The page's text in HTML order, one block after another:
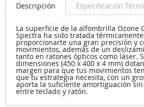
Descripción Especificación
La superficie de la alfombrilla Ozone
Spectra ha sido tratada
proporcionarte una gran precisión y
movimientos, además de un
tanto en ratones ópticos como láser.
dimensiones (450 x 400 x 4 mm)
margen para que tus movimientos
que tu estrategia necesita, con un
aporta la suficiente amortiguación
entre teclado y ratón.